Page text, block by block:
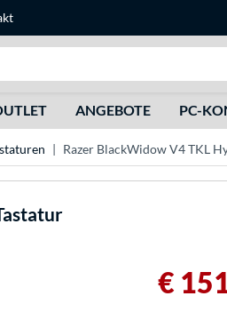
ANGEBOTE PC-
Razer BlackWidow V4 TKL
€